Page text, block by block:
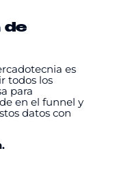
de
es
todos los
para
en el funnel y
datos con